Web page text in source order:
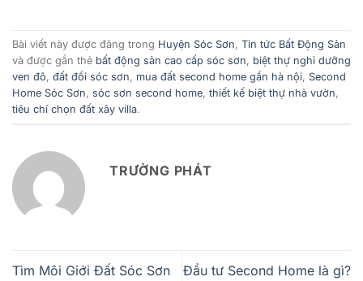
Bài viết này được đăng trong Huyện Sóc Sơn, Tin tức Bất Động Sản
và được gắn thẻ bất động sản cao cấp sóc sơn, biệt thự nghỉ dưỡng
ven đô, đất đồi sóc sơn, mua đất second home gần hà nội, Second
Home Sóc Sơn, sóc sơn second home, thiết kế biệt thự nhà vườn,
tiêu chí chọn đất xây villa.
TRƯỜNG PHÁT
Tìm Môi Giới Đất Sóc Sơn
Đầu tư Second Home là gì?